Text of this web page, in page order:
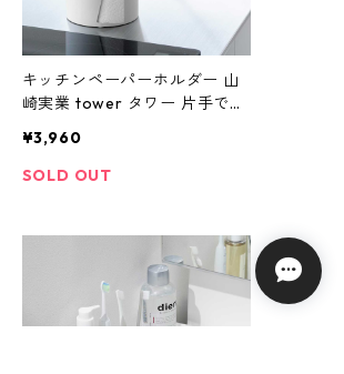
キッチンペーパーホルダー 山
崎実業 tower タワー 片手でカ
ホルダー 縦タイプ L 10041 ホ
ワイト
¥3,960
SOLD OUT